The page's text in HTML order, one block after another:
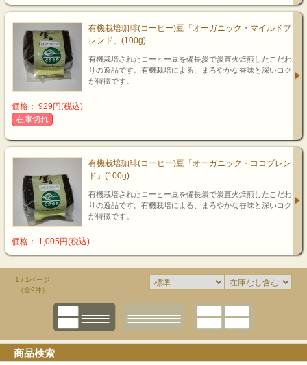
有機栽培珈琲(コーヒー)豆「オーガニック・マイルドブ
レンド」(100g)
有機栽培されたコーヒー豆を備長炭で炭直火焙煎したこだわ
りの逸品です。有機栽培による、まろやかな香味と深いコク
が特徴です。
価格： 929円(税込)
在庫切れ
有機栽培珈琲(コーヒー)豆「オーガニック・ココブレン
ド」(100g)
有機栽培されたコーヒー豆を備長炭で炭直火焙煎したこだわ
りの逸品です。有機栽培による、まろやかな香味と深いコク
が特徴です。
価格： 1,005円(税込)
1 / 1ページ
（全9件）
商品検索